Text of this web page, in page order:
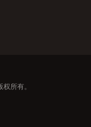
所有。